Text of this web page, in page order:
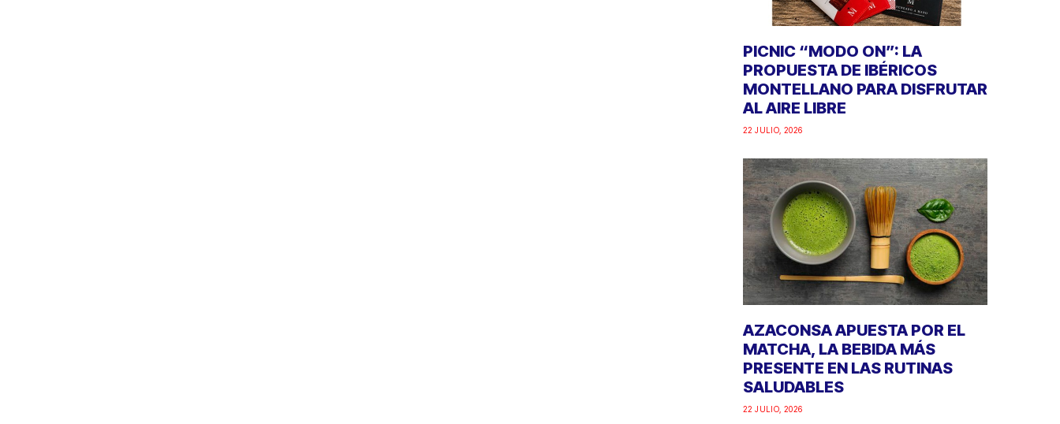
PICNIC “MODO ON”: LA
PROPUESTA DE IBÉRICOS
MONTELLANO PARA DISFRUTAR
AL AIRE LIBRE
22 JULIO, 2026
AZACONSA APUESTA POR EL
MATCHA, LA BEBIDA MÁS
PRESENTE EN LAS RUTINAS
SALUDABLES
22 JULIO, 2026